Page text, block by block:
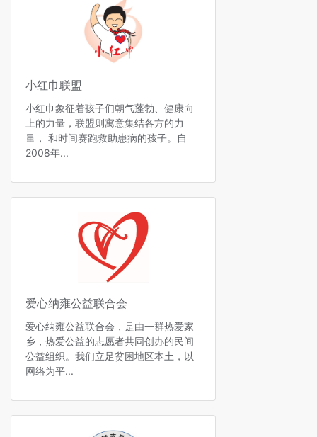
小红巾联盟
小红巾象征着孩子们朝气蓬勃、健康向
上的力量，联盟则寓意集结各方的力
量， 和时间赛跑救助患病的孩子。自
2008年...
爱心纳雍公益联合会
爱心纳雍公益联合会，是由一群热爱家
乡，热爱公益的志愿者共同创办的民间
公益组织。我们立足贫困地区本土，以
网络为平...